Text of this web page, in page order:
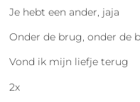
Je hebt een ander, jaja
Onder de brug, onder de
Vond ik mijn liefje terug
2x